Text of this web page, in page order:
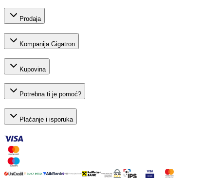
Prodaja
Kompanija Gigatron
Kupovina
Potrebna ti je pomoć?
Plaćanje i isporuka